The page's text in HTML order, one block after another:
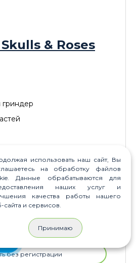
& Roses
гриндер
мелких частиц
890 P
клиентов: 850P
зале: 950P
В корзину
без регистрации
использовать наш сайт, Вы
на обработку файлов
Данные обрабатываются для
наших услуг и
качества работы нашего
сайта и сервисов.
Принимаю